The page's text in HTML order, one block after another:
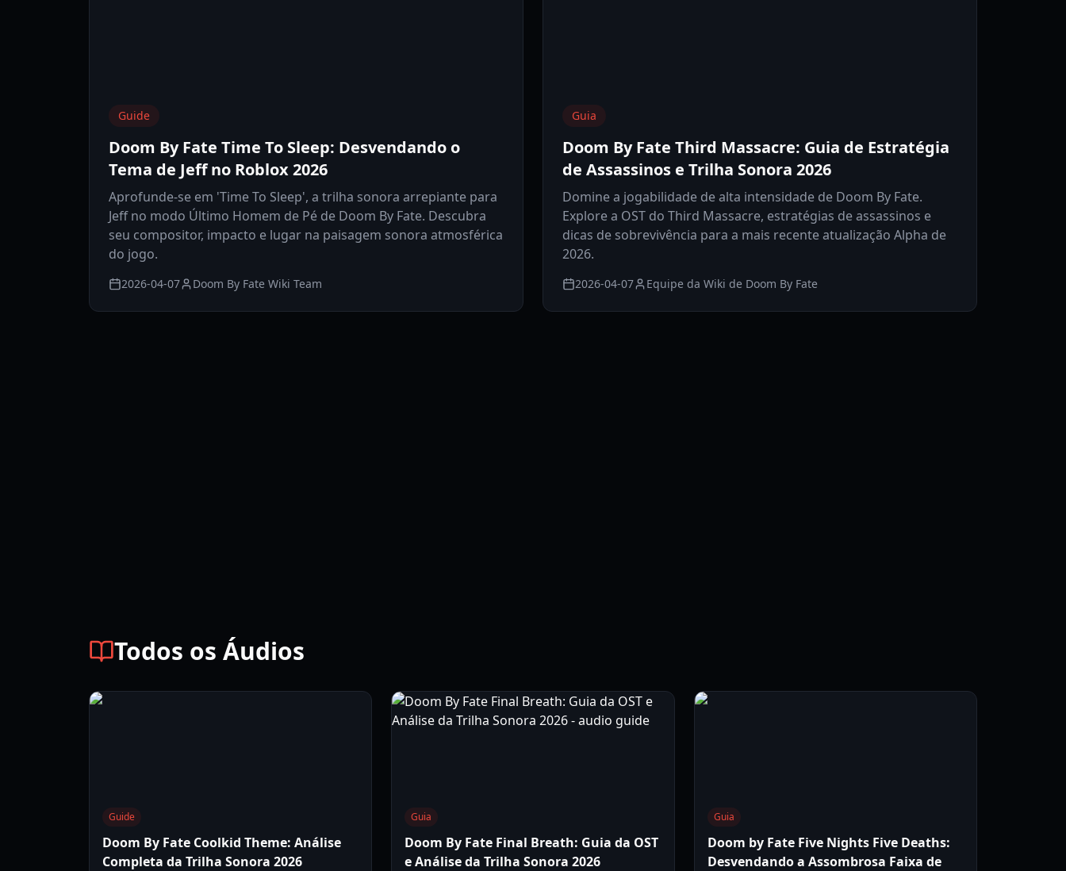
Guide
Doom By Fate Time To Sleep: Desvendando o
Tema de Jeff no Roblox 2026
Aprofunde-se em 'Time To Sleep', a trilha sonora arrepiante para
Jeff no modo Último Homem de Pé de Doom By Fate. Descubra
seu compositor, impacto e lugar na paisagem sonora atmosférica
do jogo.
2026-04-07 Doom By Fate Wiki Team
Guia
Doom By Fate Third Massacre: Guia de Estratégia
de Assassinos e Trilha Sonora 2026
Domine a jogabilidade de alta intensidade de Doom By Fate.
Explore a OST do Third Massacre, estratégias de assassinos e
dicas de sobrevivência para a mais recente atualização Alpha de
2026.
2026-04-07 Equipe da Wiki de Doom By Fate
Todos os Áudios
Guide
Doom By Fate Coolkid Theme: Análise
Completa da Trilha Sonora 2026
Guia
Doom By Fate Final Breath: Guia da OST
e Análise da Trilha Sonora 2026
Guia
Doom by Fate Five Nights Five Deaths:
Desvendando a Assombrosa Faixa de